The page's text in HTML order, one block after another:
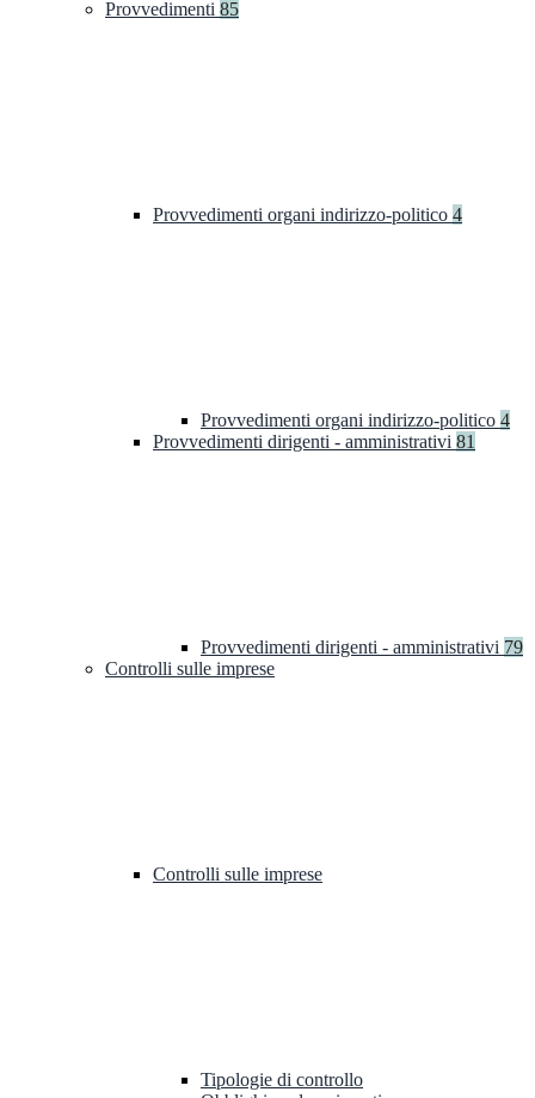
Provvedimenti 85
Provvedimenti organi indirizzo-politico 4
Provvedimenti organi indirizzo-politico 4
Provvedimenti dirigenti - amministrativi 81
Provvedimenti dirigenti - amministrativi 79
Controlli sulle imprese
Controlli sulle imprese
Tipologie di controllo